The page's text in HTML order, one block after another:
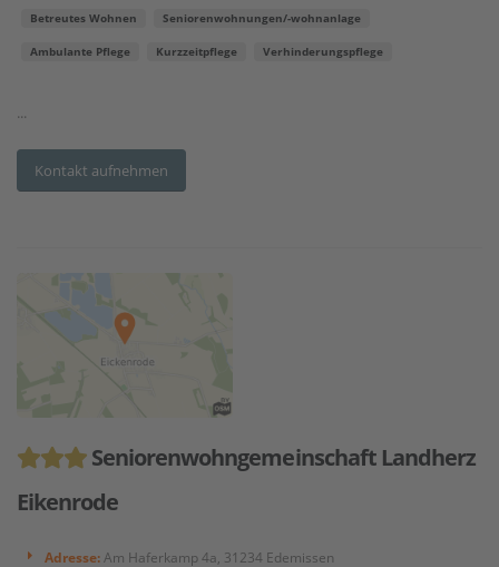
Betreutes Wohnen Seniorenwohnungen/-wohnanlage
Ambulante Pflege Kurzzeitpflege Verhinderungspflege
...
Kontakt aufnehmen
Seniorenwohngemeinschaft Landherz
Eikenrode
Adresse: Am Haferkamp 4a, 31234 Edemissen